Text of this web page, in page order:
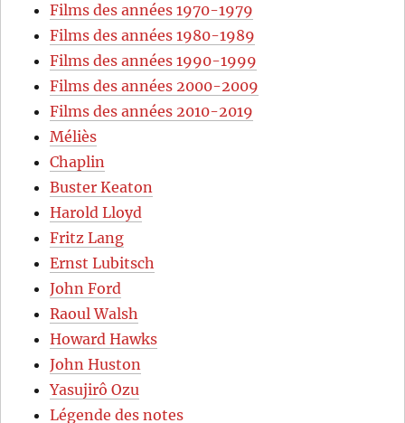
Films des années 1970-1979
Films des années 1980-1989
Films des années 1990-1999
Films des années 2000-2009
Films des années 2010-2019
Méliès
Chaplin
Buster Keaton
Harold Lloyd
Fritz Lang
Ernst Lubitsch
John Ford
Raoul Walsh
Howard Hawks
John Huston
Yasujirô Ozu
Légende des notes